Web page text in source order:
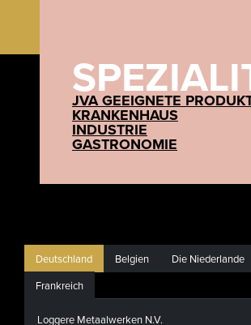
JVA GEEIGNETE
KRANKENHAUS
INDUSTRIE
GASTRONOMIE
Deutschland Belgien
Die Niederlande
Frankreich
Loggere Metaalwerken N.V.